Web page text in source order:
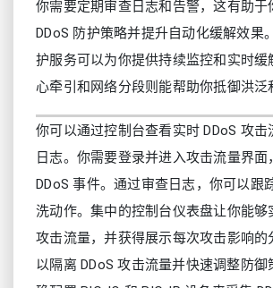
你需要定期审查日志和告警，这有助于
DDoS 防护策略并提升自动化缓解效果
护服务可以为你提供持续监控和实时缓
心牵引和网络分段则能帮助你抵御洪泛
你可以通过控制台查看实时 DDoS 攻
日志。你需要登录并进入攻击流量界面
DDoS 事件。通过审查日志，你可以跟
洗动作。集中的控制台仪表盘让你能够
攻击流量，并获得展示每次攻击影响的
以隔离 DDoS 攻击流量并快速调整防